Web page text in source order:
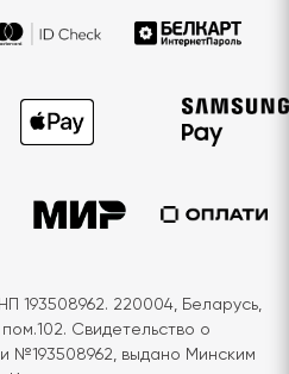
220004, Беларусь,
Свидетельство о
№193508962, выдано Минским